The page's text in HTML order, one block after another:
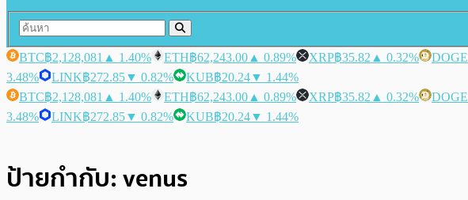
BTC฿2,128,081 ▲ 1.40% ETH฿62,243.00 ▲ 0.89% XRP฿35.82 ▲ 0.32% DOGE
3.48%
LINK฿272.85▼ 0.82% KUB฿20.24▼ 1.44%
BTC฿2,128,081 ▲ 1.40% ETH฿62,243.00 ▲ 0.89% XRP฿35.82 ▲ 0.32% DOGE
3.48%
LINK฿272.85▼ 0.82% KUB฿20.24▼ 1.44%
ป้ายกำกับ:venus